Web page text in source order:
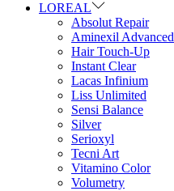
LOREAL
Absolut Repair
Aminexil Advanced
Hair Touch-Up
Instant Clear
Lacas Infinium
Liss Unlimited
Sensi Balance
Silver
Serioxyl
Tecni Art
Vitamino Color
Volumetry